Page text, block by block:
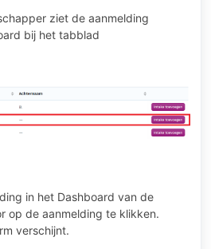
ziet de aanmelding
bij het tabblad
in het Dashboard van de
op de aanmelding te klikken.
verschijnt.